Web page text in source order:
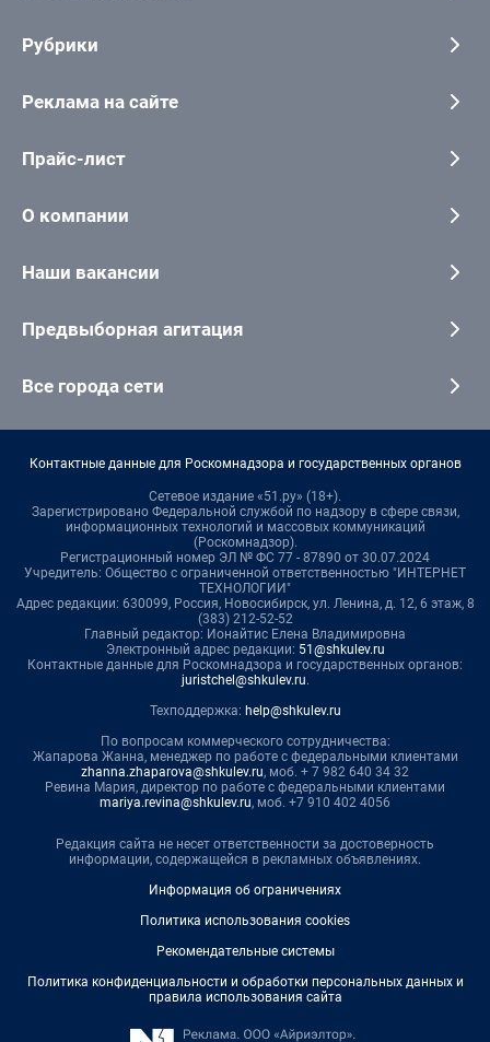
Рубрики
Реклама на сайте
Прайс-лист
О компании
Наши вакансии
Предвыборная агитация
Все города сети
Контактные данные для Роскомнадзора и государственных органов
Сетевое издание «51.ру» (18+).
Зарегистрировано Федеральной службой по надзору в сфере связи,
информационных технологий и массовых коммуникаций
(Роскомнадзор).
Регистрационный номер ЭЛ № ФС 77 - 87890 от 30.07.2024
Учредитель: Общество с ограниченной ответственностью "ИНТЕРНЕТ
ТЕХНОЛОГИИ"
Адрес редакции: 630099, Россия, Новосибирск, ул. Ленина, д. 12, 6 этаж, 8
(383) 212-52-52
Главный редактор: Ионайтис Елена Владимировна
Электронный адрес редакции: 51@shkulev.ru
Контактные данные для Роскомнадзора и государственных органов:
juristchel@shkulev.ru.
Техподдержка: help@shkulev.ru
По вопросам коммерческого сотрудничества:
Жапарова Жанна, менеджер по работе с федеральными клиентами
zhanna.zhaparova@shkulev.ru, моб. + 7 982 640 34 32
Ревина Мария, директор по работе с федеральными клиентами
mariya.revina@shkulev.ru, моб. +7 910 402 4056
Редакция сайта не несет ответственности за достоверность
информации, содержащейся в рекламных объявлениях.
Информация об ограничениях
Политика использования cookies
Рекомендательные системы
Политика конфиденциальности и обработки персональных данных и
правила использования сайта